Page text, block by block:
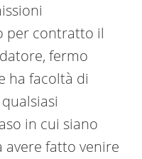
per contratto il
fermo
ha facoltà di
in cui siano
avere fatto venire